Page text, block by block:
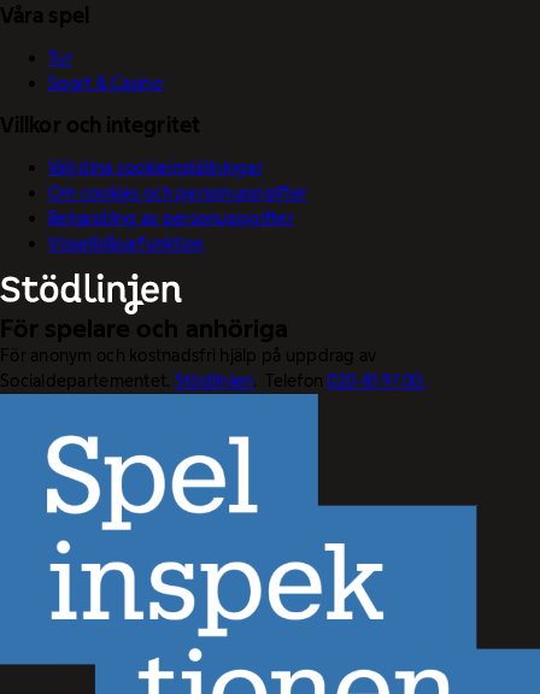
Våra spel
Tur
Sport & Casino
Villkor och integritet
Välj dina cookieinställningar
Om cookies och personuppgifter
Behandling av personuppgifter
Visselblåsarfunktion
För spelare och anhöriga
För anonym och kostnadsfri hjälp på uppdrag av
Socialdepartementet. Stödlinjen. Telefon020-81 91 00.